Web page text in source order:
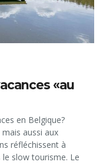
«au
en Belgique?
aussi aux
réfléchissent à
slow tourisme. Le